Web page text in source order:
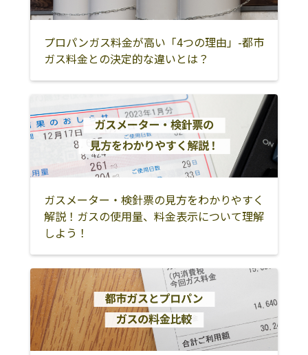
橋口商店
866-0081 八代市
0965-32-2801
八代市プロパン
866-0044 八代市
式会社
311-4153 八代市
新開町3-80
0965-37-1010
太栄プロパンガ
869-4203 八代市
鏡町鏡50
0965-52-0126
西宮町994-1
城南プロパンガ
松島プロパンガ
ス株式会社
866-0855 八代市
袋町1-18
0965-34-3456
松島プロパンガ
ス株式会社
866-0855 八代市
袋町1-18
0120-875-318､
阿蘇市 阿蘇郡南小国町
阿蘇郡小国町
阿蘇郡産山村
阿蘇郡高森町
阿蘇郡南阿蘇村
阿蘇郡西原村
八代市
上益城郡嘉島町
上益城郡益城町
上益城郡甲佐町
上益城郡山都町
八代郡氷川町
水俣市
球磨郡錦町
球磨郡多良木町
球磨郡湯前町
球磨郡相良村
球磨郡五木村
球磨郡山江村
球磨郡球磨村
球磨郡あさぎり
町
天草市
上天草市 天草郡苓北町
プロパンガス料金が高い「4つの理由」-都市
ガス料金との決定的な違いとは？
ガスメーター・検針票の見方をわかりやすく
解説！ガスの使用量、料金表示について理解
しよう！